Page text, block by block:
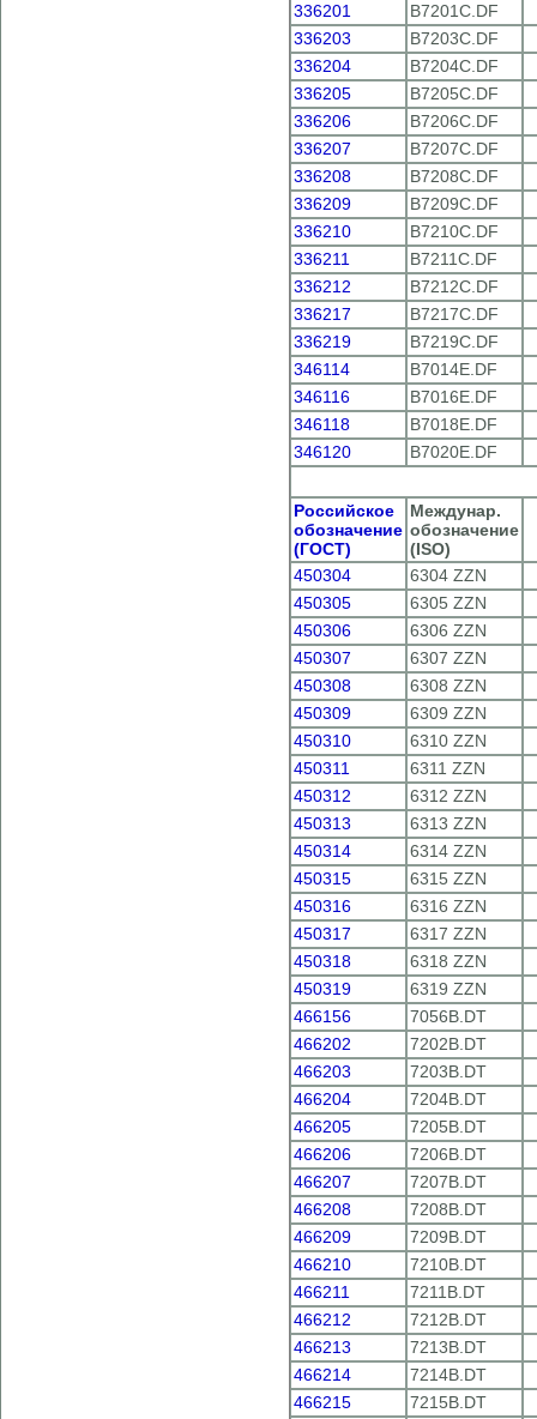
336201
B7201C.DF
336203
B7203C.DF
336204
B7204C.DF
336205
B7205C.DF
336206
B7206C.DF
336207
B7207C.DF
336208
B7208C.DF
336209
B7209C.DF
336210
B7210C.DF
336211
B7211C.DF
336212
B7212C.DF
336217
B7217C.DF
336219
B7219C.DF
346114
B7014E.DF
346116
B7016E.DF
346118
B7018E.DF
346120
B7020E.DF
Российское
обозначение
(ГОСТ)
Междунар.
обозначение
(ISO)
450304
6304 ZZN
450305
6305 ZZN
450306
6306 ZZN
450307
6307 ZZN
450308
6308 ZZN
450309
6309 ZZN
450310
6310 ZZN
450311
6311 ZZN
450312
6312 ZZN
450313
6313 ZZN
450314
6314 ZZN
450315
6315 ZZN
450316
6316 ZZN
450317
6317 ZZN
450318
6318 ZZN
450319
6319 ZZN
466156
7056B.DT
466202
7202B.DT
466203
7203B.DT
466204
7204B.DT
466205
7205B.DT
466206
7206B.DT
466207
7207B.DT
466208
7208B.DT
466209
7209B.DT
466210
7210B.DT
466211
7211B.DT
466212
7212B.DT
466213
7213B.DT
466214
7214B.DT
466215
7215B.DT